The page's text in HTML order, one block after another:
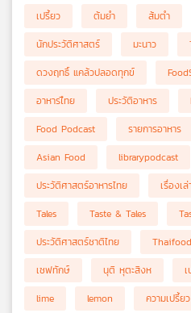
เปรี้ยว
ต้มยำ ส้มตำ
นักประวัติศาสตร์
มะนาว
ดวงฤทธิ์ แคล้วปลอดทุกข์
อาหารไืทย
ประวัติอาหาร
Food Podcast
รายการอาหาร
Asian Food
librarypodcast
ประวัติศาสตร์อาหารไทย
เรื่องเ
Tales
Taste & Tales
ประวัติศาสตร์ชาติไทย
Thaifood
เชฟทักษ์
นุติ หุตะสิงห
lime
lemon ความเปรี้ยว